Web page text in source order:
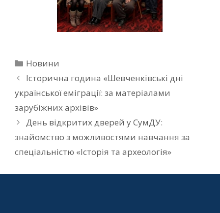
Новини
Історична година «Шевченківські дні
української еміграції: за матеріалами
зарубіжних архівів»
День відкритих дверей у СумДУ:
знайомство з можливостями навчання за
спеціальністю «Історія та археологія»